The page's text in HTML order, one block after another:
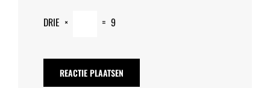
DRIE × = 9